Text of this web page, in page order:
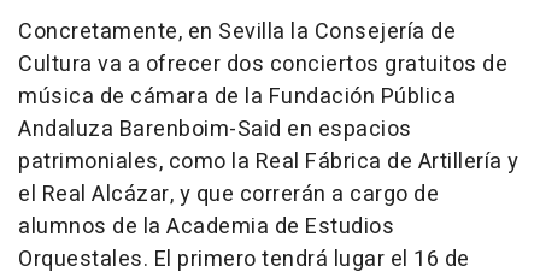
Concretamente, en Sevilla la Consejería de
Cultura va a ofrecer dos conciertos gratuitos de
música de cámara de la Fundación Pública
Andaluza Barenboim-Said en espacios
patrimoniales, como la Real Fábrica de Artillería y
el Real Alcázar, y que correrán a cargo de
alumnos de la Academia de Estudios
Orquestales. El primero tendrá lugar el 16 de